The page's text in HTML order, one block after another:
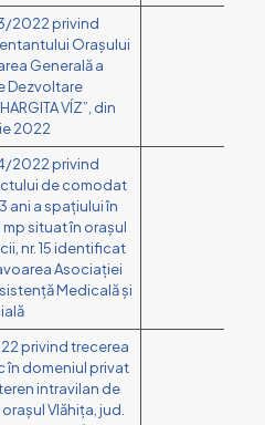
2022 privind
Orașului
Generală a
Dezvoltare
VÍZ”, din
2022
2022 privind
de comodat
ani a spațiului în
situat în orașul
nr. 15 identificat
Asociației
Medicală și
privind trecerea
în domeniul privat
intravilan de
Vlăhița, jud.